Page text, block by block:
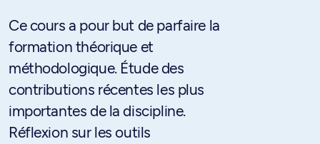
Ce cours a pour but de parfaire la
formation théorique et
méthodologique. Étude des
contributions récentes les plus
importantes de la discipline.
Réflexion sur les outils